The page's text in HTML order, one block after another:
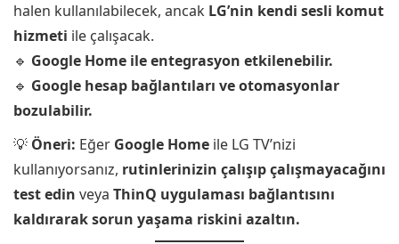
halen kullanılabilecek, ancak LG’nin kendi sesli komut
hizmeti ile çalışacak.
🔹 Google Home ile entegrasyon etkilenebilir.
🔹 Google hesap bağlantıları ve otomasyonlar
bozulabilir.
💡 Öneri: Eğer Google Home ile LG TV’nizi
kullanıyorsanız, rutinlerinizin çalışıp çalışmayacağını
test edin veya ThinQ uygulaması bağlantısını
kaldırarak sorun yaşama riskini azaltın.